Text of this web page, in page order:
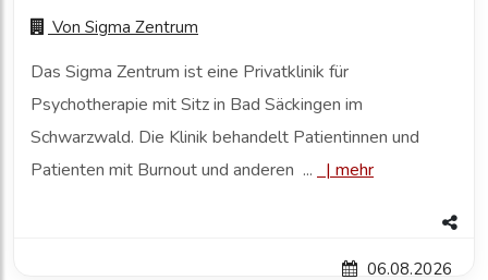
Von Sigma Zentrum
Das Sigma Zentrum ist eine Privatklinik für
Psychotherapie mit Sitz in Bad Säckingen im
Schwarzwald. Die Klinik behandelt Patientinnen und
Patienten mit Burnout und anderen ...
| mehr
06.08.2026